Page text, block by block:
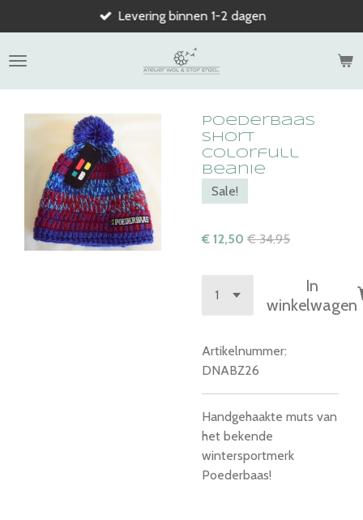
direct
naar
Levering binnen 1-2 dagen
Poederbaas
Short
Colorfull
Beanie
Sale!
€ 12,50 € 34,95
In
winkelwagen
Artikelnummer:
DNABZ26
Handgehaakte muts van
het bekende
wintersportmerk
Poederbaas!